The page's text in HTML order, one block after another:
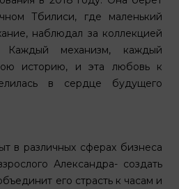
Тбилиси, где маленький
наблюдал за коллекцией
Каждый механизм, каждый
историю, и эта любовь к
в сердце будущего
в различных сферах бизнеса
Александра- создать
его страсть к часам и